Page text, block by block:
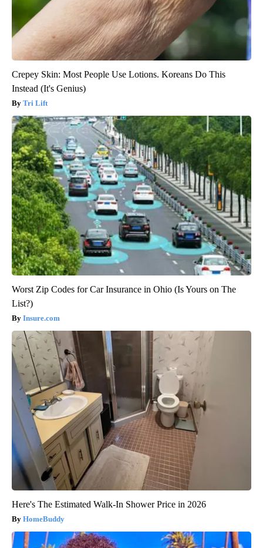
Crepey Skin: Most People Use Lotions. Koreans Do This
Instead (It's Genius)
Tri Lift
Worst Zip Codes for Car Insurance in Ohio (Is Yours on The
List?)
Insure.com
Here's The Estimated Walk-In Shower Price in 2026
HomeBuddy